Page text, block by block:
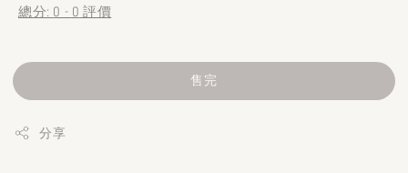
總分: 0 - 0 評價
售完
分享